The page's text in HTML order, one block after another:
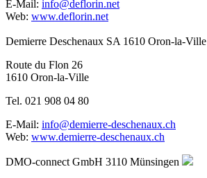
E-Mail: info@deflorin.net
Web: www.deflorin.net
Demierre Deschenaux SA 1610 Oron-la-Ville
Route du Flon 26
1610 Oron-la-Ville
Tel. 021 908 04 80
E-Mail: info@demierre-deschenaux.ch
Web: www.demierre-deschenaux.ch
DMO-connect GmbH 3110 Münsingen